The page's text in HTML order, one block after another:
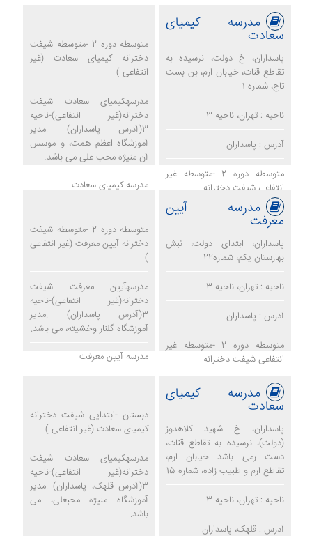
مدرسه کیمیای
سعادت
پاسداران، خ دولت، نرسیده به
تقاطع قنات، خیابان ارم، بن بست
تاج، شماره ۱
ناحیه : تهران، ناحیه 3
آدرس : پاسداران
متوسطه دوره 2 -متوسطه غیر
انتفاعی شیفت دخترانه
متوسطه دوره 2 -متوسطه شیفت
دخترانه کیمیای سعادت (غیر
انتفاعی )
مدرسهکیمیای سعادت شیفت
دخترانه(غیر انتفاعی)-ناحیه
3(آدرس پاسداران) .مدیر
آموزشگاه اعظم همت، و موسس
آن منیژه محب علی می باشد.
مدرسه کیمیای سعادت
مدرسه آیین
معرفت
پاسداران، ابتدای دولت، نبش
بهارستان یکم، شماره22
ناحیه : تهران، ناحیه 3
آدرس : پاسداران
متوسطه دوره 2 -متوسطه غیر
انتفاعی شیفت دخترانه
متوسطه دوره 2 -متوسطه شیفت
دخترانه آیین معرفت (غیر انتفاعی
)
مدرسهآیین معرفت شیفت
دخترانه(غیر انتفاعی)-ناحیه
3(آدرس پاسداران) .مدیر
آموزشگاه گلنار وخشیته، می باشد.
مدرسه آیین معرفت
مدرسه کیمیای
سعادت
پاسداران، خ شهید کلاهدوز
(دولت)، نرسیده به تقاطع قنات،
دست رمی باشد خیابان ارم،
تقاطع ارم و طبیب زاده، شماره 15
ناحیه : تهران، ناحیه 3
آدرس : قلهک، پاسداران
دبستان -ابتدایی شیفت دخترانه
کیمیای سعادت (غیر انتفاعی )
مدرسهکیمیای سعادت شیفت
دخترانه(غیر انتفاعی)-ناحیه
3(آدرس قلهک، پاسداران) .مدیر
آموزشگاه منیژه محبعلی، می
باشد.